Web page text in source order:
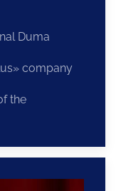
Duma
company
the